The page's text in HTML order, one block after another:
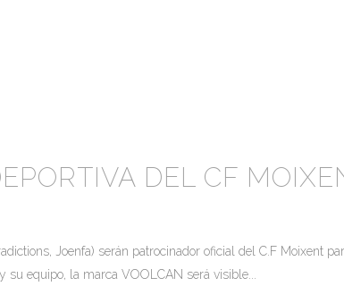
DEL CF
Joenfa) serán patrocinador oficial del C.F Moixent
equipo, la marca VOOLCAN será visible...